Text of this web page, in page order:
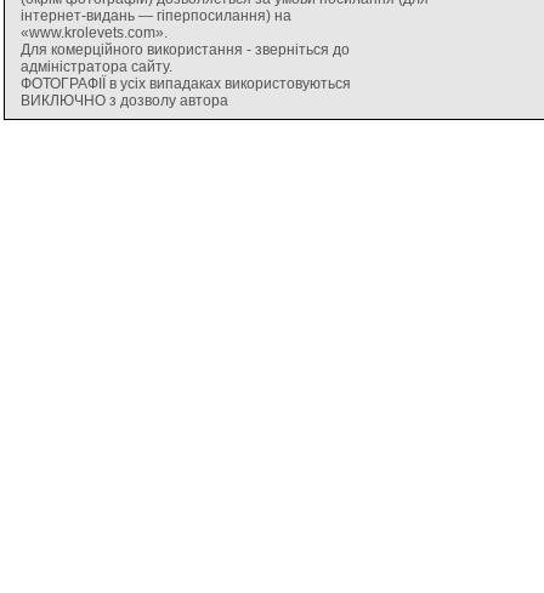
інтернет-видань — гіперпосилання) на
«www.krolevets.com».
Для комерційного використання - зверніться до
адміністратора сайту.
ФОТОГРАФІЇ в усіх випадаках використовуються
ВИКЛЮЧНО з дозволу автора